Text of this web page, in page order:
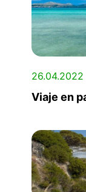
26.04.2022
Viaje en